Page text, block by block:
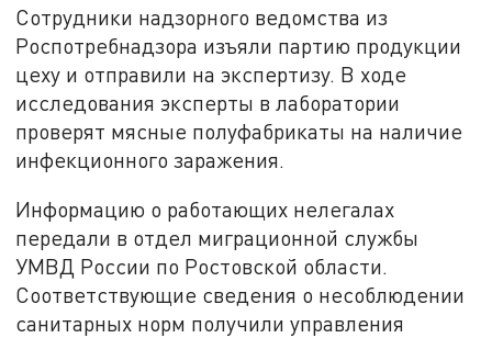
Сотрудники надзорного ведомства из
Роспотребнадзора изъяли партию продукции
цеху и отправили на экспертизу. В ходе
исследования эксперты в лаборатории
проверят мясные полуфабрикаты на наличие
инфекционного заражения.
Информацию о работающих нелегалах
передали в отдел миграционной службы
УМВД России по Ростовской области.
Соответствующие сведения о несоблюдении
санитарных норм получили управления